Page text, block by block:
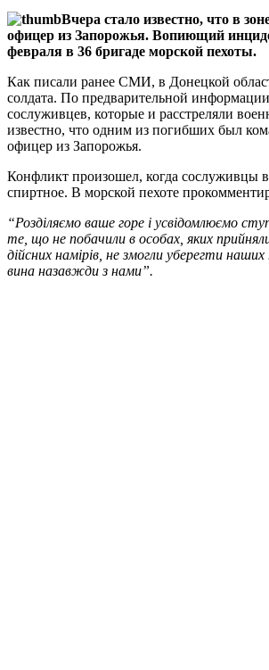
Вчера стало известно, что в
офицер из Запорожья. Вопиющий
февраля в 36 бригаде морской пехоты.
Как писали ранее СМИ, в Донецкой
солдата. По предварительной
сослуживцев, которые и расстреляли
известно, что одним из погибших был
офицер из Запорожья.
Конфликт произошел, когда сослуживцы
спиртное. В морской пехоте
“Розділяємо ваше горе і усвідомлюємо
те, що не побачили в особах, яких прийняли
дійсних намірів, не змогли уберегти
вина назавжди з нами”.